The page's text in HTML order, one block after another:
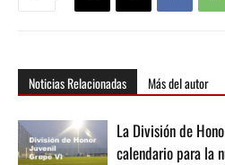
Noticias Relacionadas Más del autor
La División de
calendario para la